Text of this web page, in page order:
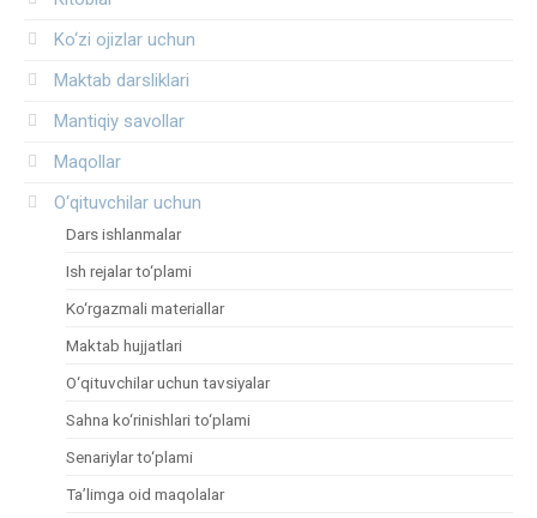
Ko‘zi ojizlar uchun
Maktab darsliklari
Mantiqiy savollar
Maqollar
O‘qituvchilar uchun
Dars ishlanmalar
Ish rejalar to‘plami
Ko‘rgazmali materiallar
Maktab hujjatlari
O‘qituvchilar uchun tavsiyalar
Sahna ko‘rinishlari to‘plami
Senariylar to‘plami
Ta’limga oid maqolalar